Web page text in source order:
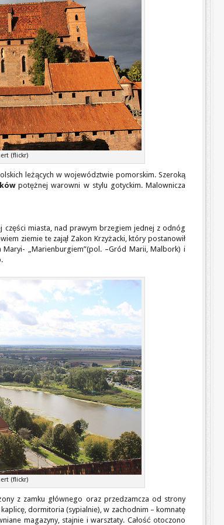
(flickr)
leżących w województwie pomorskim. Szeroką
potężnej warowni w stylu gotyckim. Malownicza
części miasta, nad prawym brzegiem jednej z odnóg
ziemie te zajął Zakon Krzyżacki, który postanowił
„Marienburgiem”(pol. –Gród Marii, Malbork) i
(flickr)
z zamku głównego oraz przedzamcza od strony
dormitoria (sypialnie), w zachodnim – komnatę
magazyny, stajnie i warsztaty. Całość otoczono